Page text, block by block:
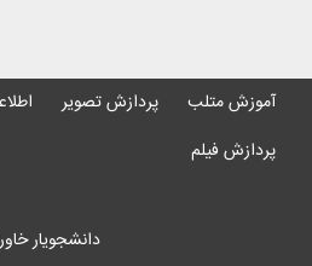
آموزش متلب پردازش تصویر
پردازش فیلم
دانشجویار